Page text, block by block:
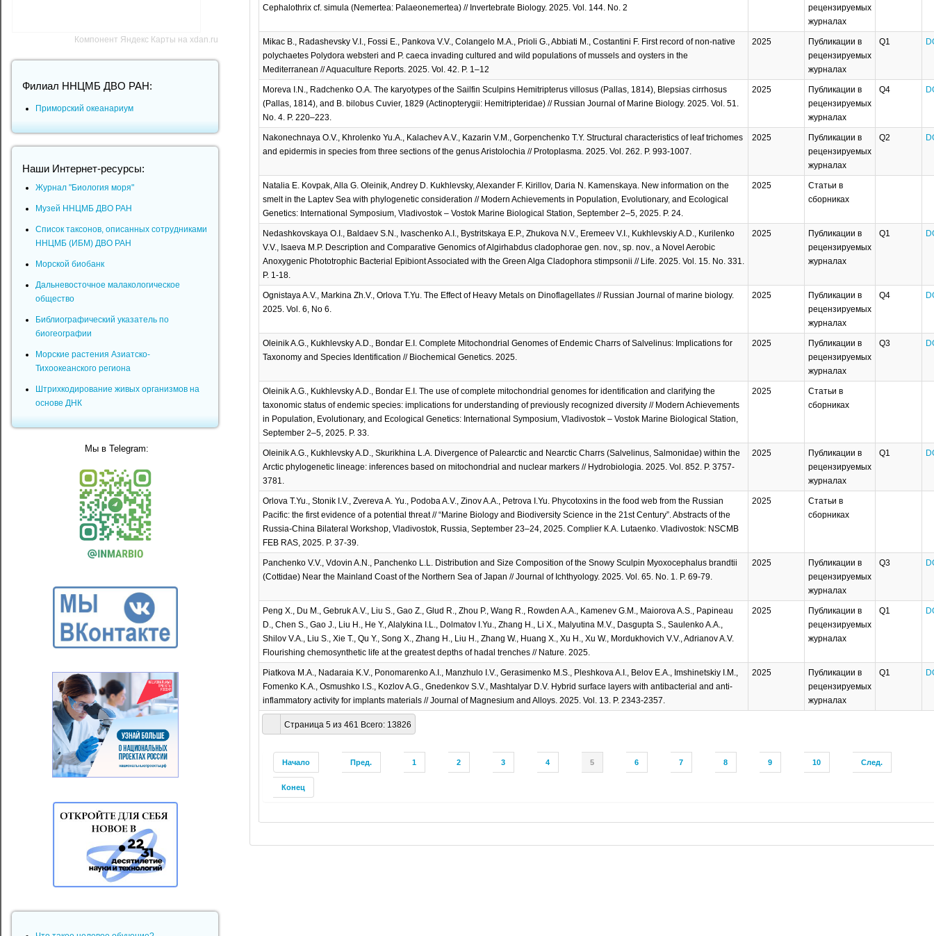
Страница 5 из 461 Всего: 13826
Начало Пред. 1 2 3 4 5 6 7 8 9 10 След.
Конец
Cephalothrix cf. simula (Nemertea: Palaeonemertea) // Invertebrate Biology. 2025. Vol. 144. No. 2
рецензируемых
журналах
Mikac B., Radashevsky V.I., Fossi E., Pankova V.V., Colangelo M.A., Prioli G., Abbiati M., Costantini F. First record of non-native
polychaetes Polydora websteri and P. caeca invading cultured and wild populations of mussels and oysters in the
Mediterranean // Aquaculture Reports. 2025. Vol. 42. P. 1–12
2025
Публикации в
рецензируемых
журналах
Q1
Moreva I.N., Radchenko O.A. The karyotypes of the Sailfin Sculpins Hemitripterus villosus (Pallas, 1814), Blepsias cirrhosus
(Pallas, 1814), and B. bilobus Cuvier, 1829 (Actinopterygii: Hemitripteridae) // Russian Journal of Marine Biology. 2025. Vol. 51.
No. 4. P. 220–223.
2025
Публикации в
рецензируемых
журналах
Q4
Nakonechnaya O.V., Khrolenko Yu.A., Kalachev A.V., Kazarin V.M., Gorpenchenko T.Y. Structural characteristics of leaf trichomes
and epidermis in species from three sections of the genus Aristolochia // Protoplasma. 2025. Vol. 262. P. 993-1007.
2025
Публикации в
рецензируемых
журналах
Q2
Natalia E. Kovpak, Alla G. Oleinik, Andrey D. Kukhlevsky, Alexander F. Kirillov, Daria N. Kamenskaya. New information on the
smelt in the Laptev Sea with phylogenetic consideration // Modern Achievements in Population, Evolutionary, and Ecological
Genetics: International Symposium, Vladivostok – Vostok Marine Biological Station, September 2–5, 2025. P. 24.
2025
Статьи в
сборниках
Nedashkovskaya O.I., Baldaev S.N., Ivaschenko A.I., Bystritskaya E.P., Zhukova N.V., Eremeev V.I., Kukhlevskiy A.D., Kurilenko
V.V., Isaeva M.P. Description and Comparative Genomics of Algirhabdus cladophorae gen. nov., sp. nov., a Novel Aerobic
Anoxygenic Phototrophic Bacterial Epibiont Associated with the Green Alga Cladophora stimpsonii // Life. 2025. Vol. 15. No. 331.
P. 1-18.
2025
Публикации в
рецензируемых
журналах
Q1
Ognistaya A.V., Markina Zh.V., Orlova T.Yu. The Effect of Heavy Metals on Dinoflagellates // Russian Journal of marine biology.
2025. Vol. 6, No 6.
2025
Публикации в
рецензируемых
журналах
Q4
Oleinik A.G., Kukhlevsky A.D., Bondar E.I. Complete Mitochondrial Genomes of Endemic Charrs of Salvelinus: Implications for
Taxonomy and Species Identification // Biochemical Genetics. 2025.
2025
Публикации в
рецензируемых
журналах
Q3
Oleinik A.G., Kukhlevsky A.D., Bondar E.I. The use of complete mitochondrial genomes for identification and clarifying the
taxonomic status of endemic species: implications for understanding of previously recognized diversity // Modern Achievements
in Population, Evolutionary, and Ecological Genetics: International Symposium, Vladivostok – Vostok Marine Biological Station,
September 2–5, 2025. P. 33.
2025
Статьи в
сборниках
Oleinik A.G., Kukhlevsky A.D., Skurikhina L.A. Divergence of Palearctic and Nearctic Charrs (Salvelinus, Salmonidae) within the
Arctic phylogenetic lineage: inferences based on mitochondrial and nuclear markers // Hydrobiologia. 2025. Vol. 852. P. 3757-
3781.
2025
Публикации в
рецензируемых
журналах
Q1
Orlova T.Yu., Stonik I.V., Zvereva A. Yu., Podoba A.V., Zinov A.A., Petrova I.Yu. Phycotoxins in the food web from the Russian
Pacific: the first evidence of a potential threat // “Marine Biology and Biodiversity Science in the 21st Century”. Abstracts of the
Russia-China Bilateral Workshop, Vladivostok, Russia, September 23–24, 2025. Complier К.А. Lutaenko. Vladivostok: NSCMB
FEB RAS, 2025. P. 37-39.
2025
Статьи в
сборниках
Panchenko V.V., Vdovin A.N., Panchenko L.L. Distribution and Size Composition of the Snowy Sculpin Myoxocephalus brandtii
(Cottidae) Near the Mainland Coast of the Northern Sea of Japan // Journal of Ichthyology. 2025. Vol. 65. No. 1. P. 69-79.
2025
Публикации в
рецензируемых
журналах
Q3
Peng X., Du M., Gebruk A.V., Liu S., Gao Z., Glud R., Zhou P., Wang R., Rowden A.A., Kamenev G.M., Maiorova A.S., Papineau
D., Chen S., Gao J., Liu H., He Y., Alalykina I.L., Dolmatov I.Yu., Zhang H., Li X., Malyutina M.V., Dasgupta S., Saulenko A.A.,
Shilov V.A., Liu S., Xie T., Qu Y., Song X., Zhang H., Liu H., Zhang W., Huang X., Xu H., Xu W., Mordukhovich V.V., Adrianov A.V.
Flourishing chemosynthetic life at the greatest depths of hadal trenches // Nature. 2025.
2025
Публикации в
рецензируемых
журналах
Q1
Piatkova M.A., Nadaraia K.V., Ponomarenko A.I., Manzhulo I.V., Gerasimenko M.S., Pleshkova A.I., Belov E.A., Imshinetskiy I.M.,
Fomenko K.A., Osmushko I.S., Kozlov A.G., Gnedenkov S.V., Mashtalyar D.V. Hybrid surface layers with antibacterial and anti-
inflammatory activity for implants materials // Journal of Magnesium and Alloys. 2025. Vol. 13. P. 2343-2357.
2025
Публикации в
рецензируемых
журналах
Q1
Компонент Яндекс Карты на xdan.ru
Филиал ННЦМБ ДВО РАН:
Приморский океанариум
Наши Интернет-ресурсы:
Журнал "Биология моря"
Музей ННЦМБ ДВО РАН
Список таксонов, описанных сотрудниками
ННЦМБ (ИБМ) ДВО РАН
Морской биобанк
Дальневосточное малакологическое
общество
Библиографический указатель по
биогеографии
Морские растения Азиатско-
Тихоокеанского региона
Штрихкодирование живых организмов на
основе ДНК
Мы в Telegram: